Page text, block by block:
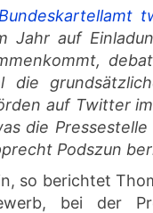
SEIN?
Jahr auf
die
auf Twitter
die
Podszun
so berichtet
bei der